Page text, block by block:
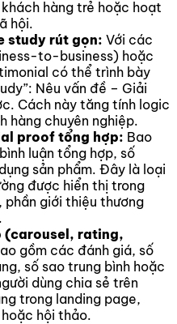
hàng trẻ hoặc hoạt
hội.
study rút gọn: Với các
to-business) hoặc
có thể trình bày
Nêu vấn đề – Giải
Cách này tăng tính logic
hàng chuyên nghiệp.
proof tổng hợp: Bao
luận tổng hợp, số
sản phẩm. Đây là loại
được hiển thị trong
giới thiệu thương
(carousel, rating,
gồm các đánh giá, số
số sao trung bình hoặc
dùng chia sẻ trên
trong landing page,
hội thảo.